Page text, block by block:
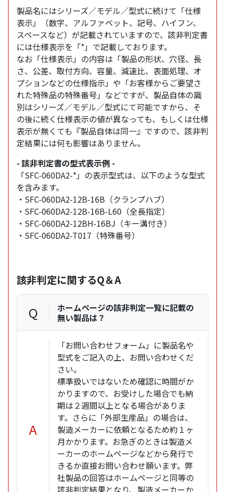
製品名にはシリーズ／モデル／型式に続けて「仕様
表示」（数字、アルファベット、記号、ハイフン、
スペースなど）が記載されていますので、該非判定書
には仕様表示を「*」で記載しております。
なお「仕様表示」の内容は「製品の形状、穴径、長
さ、公差、取付方向、容量、減速比、表面処理、オ
プションなどの仕様指示」や「お客様からご要望さ
れた特殊品の特殊番号」などですが、製品自体の識
別はシリーズ／モデル／型式にて可能ですから、そ
の後に続く仕様表示の値が異なっても、もしくは仕様
表示が無くても『製品自体は同一』ですので、該非判
定結果には何も影響はありません。
- 該非判定書の型式表示例 -
「SFC-060DA2-*」の表示型式は、以下のような型式
を含みます。
・SFC-060DA2-12B-16B（クランプハブ）
・SFC-060DA2-12B-16B-L60（全長指定）
・SFC-060DA2-12BH-16BJ（キー溝付き）
・SFC-060DA2-T017（特殊番号）
該非判定に関するQ＆A
Q
ホームページの該非判定一覧に記載の
無い製品は？
A
「お問い合わせフォーム」に製品名や
型式をご記入の上、お問い合わせくだ
さい。
標準扱いではないため確認に時間がか
かりますので、お受けした場合でも納
期は２週間以上となる場合がありま
す。さらに「外部生産品」の場合は、
製造メーカーに依頼となるため約１ヶ
月かかります。お急ぎのときは製造メ
ーカーのホームページなどから発行で
きるか直接お問い合わせ願います。弊
社製品の回答はホームページと同等の
該非判定結果となり、製造メーカーか